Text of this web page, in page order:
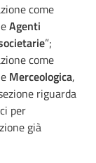
come
Agenti
”;
come
Merceologica,
riguarda
per
già